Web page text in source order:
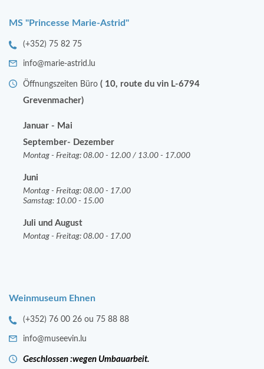
MS "Princesse Marie-Astrid"
(+352) 75 82 75
info@marie-astrid.lu
Öffnungszeiten Büro ( 10, route du vin L-6794
Grevenmacher)
Januar - Mai
September- Dezember
Montag - Freitag: 08.00 - 12.00 / 13.00 - 17.000
Juni
Montag - Freitag: 08.00 - 17.00
Samstag: 10.00 - 15.00
Juli und August
Montag - Freitag: 08.00 - 17.00
Weinmuseum Ehnen
(+352) 76 00 26 ou 75 88 88
info@museevin.lu
Geschlossen :wegen Umbauarbeit.